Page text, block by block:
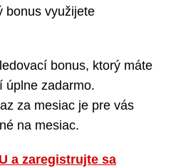
bonus využijete
bonus, ktorý máte
úplne zadarmo.
za mesiac je pre vás
na mesiac.
a zaregistrujte sa